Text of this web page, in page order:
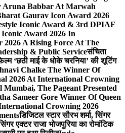
Aruna Babbar At Marwah
Gaurav Icon Award 2026
Iconic Award & 3rd DPIAF
Award 2026 In
2026 A Rising Force At The
& Public Serviceसंचिता
‘छठी माई के धोके चरनिया’ की शूटिंग
Chalke The Winner Of
2026 At International Crowning
The Pageant Presented
Sameer Gore Winner Of Queen
Crowning 2026
डिजिटल स्टार सौरभ शर्मा, सिंगर
एक्टर राजा भोजपुरिया का रोमांटिक